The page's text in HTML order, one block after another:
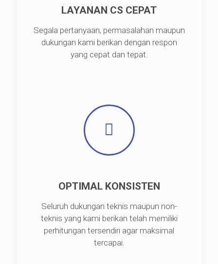
LAYANAN CS CEPAT
Segala pertanyaan, permasalahan maupun
dukungan kami berikan dengan respon
yang cepat dan tepat.
OPTIMAL KONSISTEN
Seluruh dukungan teknis maupun non-
teknis yang kami berikan telah memiliki
perhitungan tersendiri agar maksimal
tercapai.